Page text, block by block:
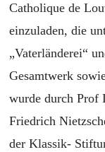
Catholique de
einzuladen, die
„Vaterländerei“
Gesamtwerk
wurde durch Prof
Friedrich
der Klassik-